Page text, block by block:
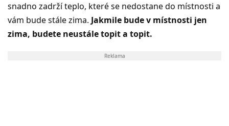
snadno zadrží teplo, které se nedostane do místnosti a
vám bude stále zima. Jakmile bude v místnosti jen
zima, budete neustále topit a topit.
Reklama